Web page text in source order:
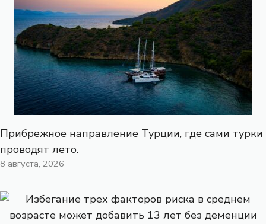
Прибрежное направление Турции, где сами турки
проводят лето.
8 августа, 2026